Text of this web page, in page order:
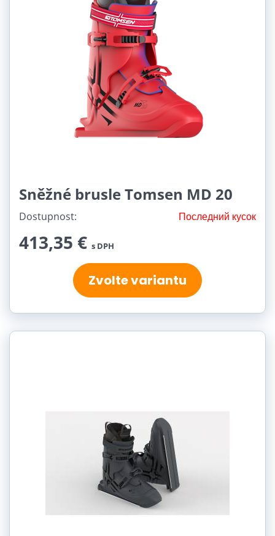
Sněžné brusle Tomsen MD 20
Dostupnost: Последний кусок
413,35 € s DPH
Zvolte variantu